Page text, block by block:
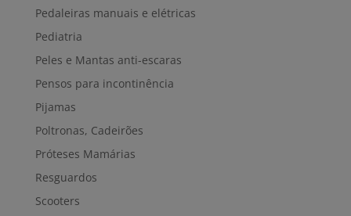
Pedaleiras manuais e elétricas
Pediatria
Peles e Mantas anti-escaras
Pensos para incontinência
Pijamas
Poltronas, Cadeirões
Próteses Mamárias
Resguardos
Scooters